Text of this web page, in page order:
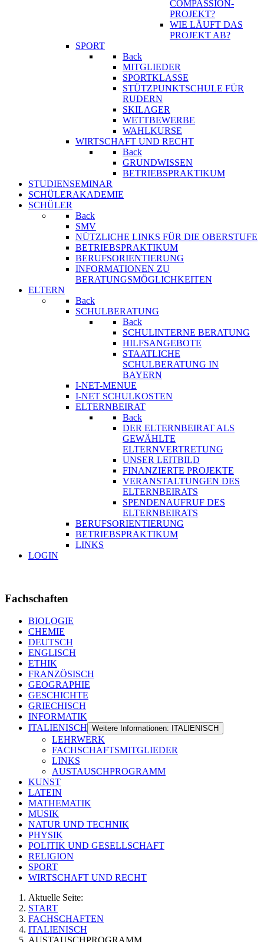
COMPASSION-
PROJEKT?
WIE LÄUFT DAS
PROJEKT AB?
SPORT
Back
MITGLIEDER
SPORTKLASSE
STÜTZPUNKTSCHULE FÜR
RUDERN
SKILAGER
WETTBEWERBE
WAHLKURSE
WIRTSCHAFT UND RECHT
Back
GRUNDWISSEN
BETRIEBSPRAKTIKUM
STUDIENSEMINAR
SCHÜLERAKADEMIE
SCHÜLER
Back
SMV
NÜTZLICHE LINKS FÜR DIE OBERSTUFE
BETRIEBSPRAKTIKUM
BERUFSORIENTIERUNG
INFORMATIONEN ZU
BERATUNGSMÖGLICHKEITEN
ELTERN
Back
SCHULBERATUNG
Back
SCHULINTERNE BERATUNG
HILFSANGEBOTE
STAATLICHE
SCHULBERATUNG IN
BAYERN
I-NET-MENUE
I-NET SCHULKOSTEN
ELTERNBEIRAT
Back
DER ELTERNBEIRAT ALS
GEWÄHLTE
ELTERNVERTRETUNG
UNSER LEITBILD
FINANZIERTE PROJEKTE
VERANSTALTUNGEN DES
ELTERNBEIRATS
SPENDENAUFRUF DES
ELTERNBEIRATS
BERUFSORIENTIERUNG
BETRIEBSPRAKTIKUM
LINKS
LOGIN
Fachschaften
BIOLOGIE
CHEMIE
DEUTSCH
ENGLISCH
ETHIK
FRANZÖSISCH
GEOGRAPHIE
GESCHICHTE
GRIECHISCH
INFORMATIK
ITALIENISCH Weitere Informationen: ITALIENISCH
LEHRWERK
FACHSCHAFTSMITGLIEDER
LINKS
AUSTAUSCHPROGRAMM
KUNST
LATEIN
MATHEMATIK
MUSIK
NATUR UND TECHNIK
PHYSIK
POLITIK UND GESELLSCHAFT
RELIGION
SPORT
WIRTSCHAFT UND RECHT
Aktuelle Seite:
START
FACHSCHAFTEN
ITALIENISCH